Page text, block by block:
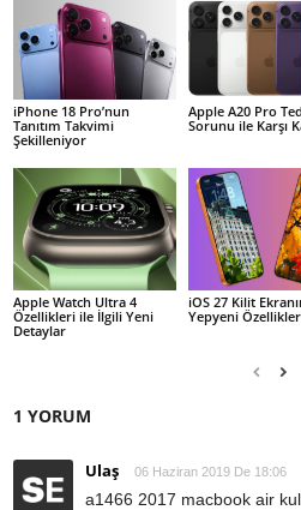
iPhone 18 Pro’nun
Tanıtım Takvimi
Şekilleniyor
Apple A20 Pro
Sorunu ile Karşı
Apple Watch Ultra 4
Özellikleri ile İlgili Yeni
Detaylar
iOS 27 Kilit
Yepyeni
1 YORUM
Ulaş 06 Haziran 2019 De 18:06
a1466 2017 macbook air